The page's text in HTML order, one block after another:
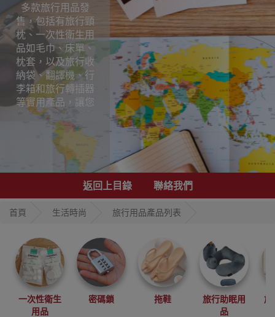
多款旅行用品發
售，包括有旅行頸
枕、一次性衛生用
品如毛巾、床單、
枕套，以及旅行收
納袋、翻譯機、行
李箱和旅行轉插器
等實用產品，讓您
的旅行更加便利與
舒適。
旅行用品
返回上目錄 聯絡我們
首頁 生活時尚 旅行用品產品列表
一次性衛生
用品
密碼鎖 拖鞋
旅行助眠用
品
旅